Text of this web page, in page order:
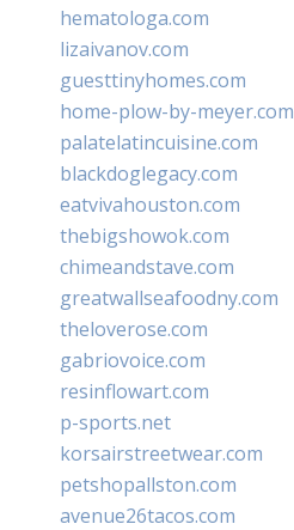
hematologa.com
lizaivanov.com
guesttinyhomes.com
home-plow-by-meyer.com
palatelatincuisine.com
blackdoglegacy.com
eatvivahouston.com
thebigshowok.com
chimeandstave.com
greatwallseafoodny.com
theloverose.com
gabriovoice.com
resinflowart.com
p-sports.net
korsairstreetwear.com
petshopallston.com
avenue26tacos.com